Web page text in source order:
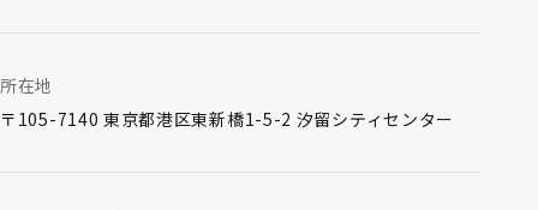
所在地
〒105-7140 東京都港区東新橋1-5-2 汐留シティセンター